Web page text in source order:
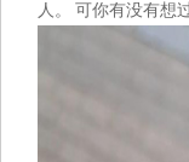
人。 可你有没有想